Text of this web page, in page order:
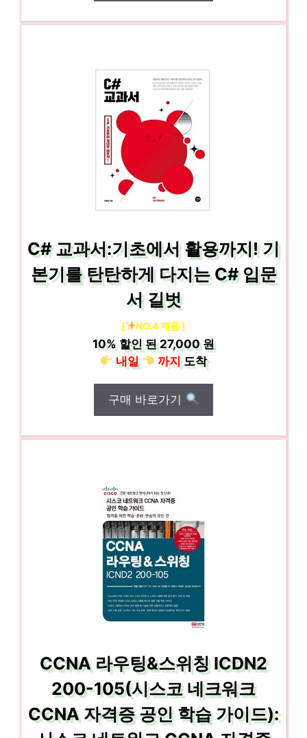
C# 교과서:기초에서 활용까지! 기
본기를 탄탄하게 다지는 C# 입문
서 길벗
[ NO.4 제품 ]
10% 할인 된27,000 원
내일
까지도착
구매 바로가기
CCNA 라우팅&스위칭 ICDN2
200-105(시스코 네크워크
CCNA 자격증 공인 학습 가이드):